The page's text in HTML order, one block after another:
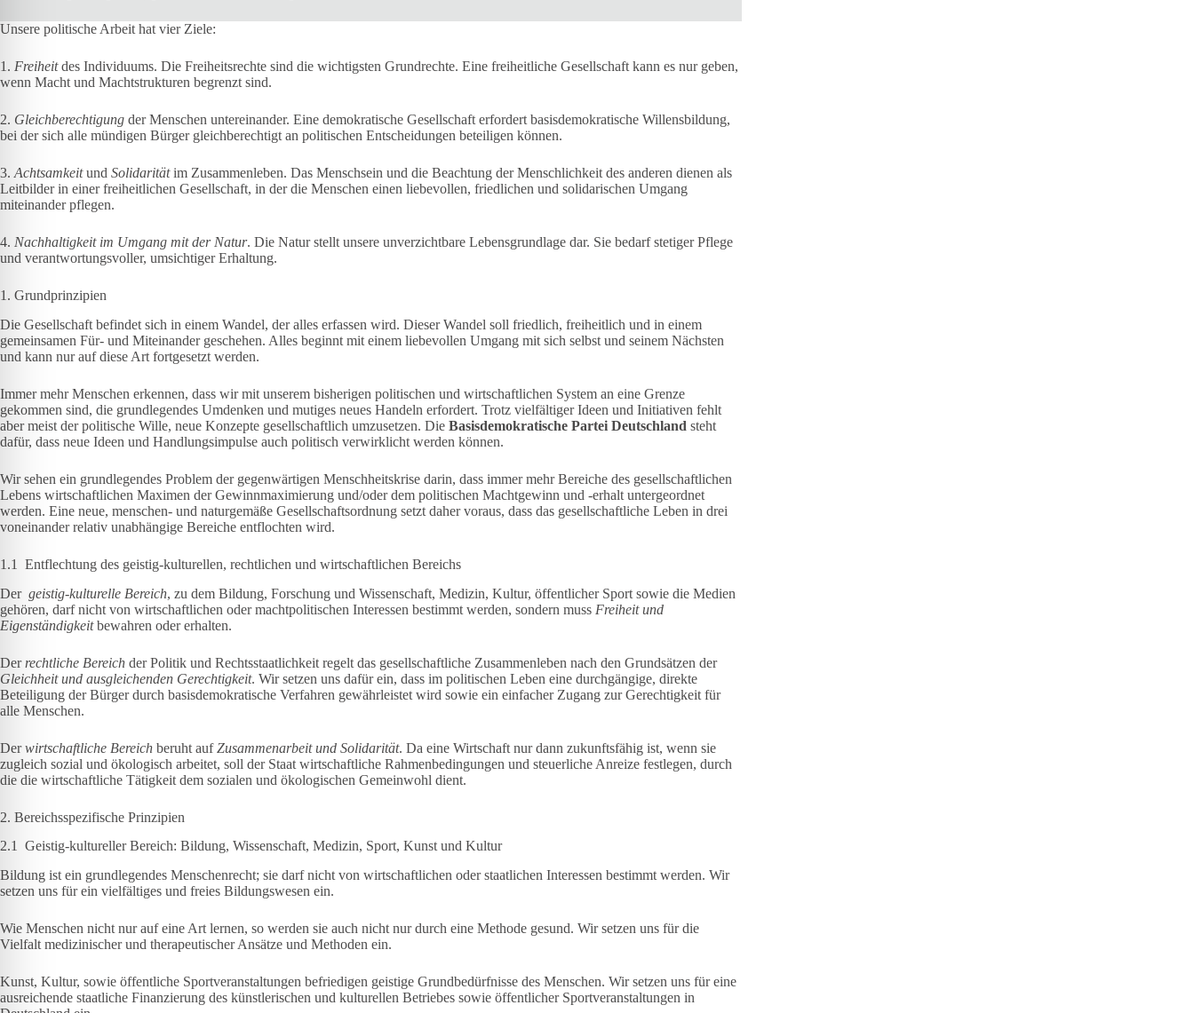
Unsere politische Arbeit hat vier Ziele:
1. Freiheitdes Individuums. Die Freiheitsrechte sind die wichtigsten Grundrechte. Eine freiheitliche Gesellschaft kann es nur geben,
wenn Macht und Machtstrukturen begrenzt sind.
2. Gleichberechtigung der Menschen untereinander. Eine demokratische Gesellschaft erfordert basisdemokratische Willensbildung,
bei der sich alle mündigen Bürger gleichberechtigt an politischen Entscheidungen beteiligen können.
3. Achtsamkeitund Solidaritätim Zusammenleben. Das Menschsein und die Beachtung der Menschlichkeit des anderen dienen als
Leitbilder in einer freiheitlichen Gesellschaft, in der die Menschen einen liebevollen, friedlichen und solidarischen Umgang
miteinander pflegen.
4. Nachhaltigkeit im Umgang mit der Natur. Die Natur stellt unsere unverzichtbare Lebensgrundlage dar. Sie bedarf stetiger Pflege
und verantwortungsvoller, umsichtiger Erhaltung.
1. Grundprinzipien
Die Gesellschaft befindet sich in einem Wandel, der alles erfassen wird. Dieser Wandel soll friedlich, freiheitlich und in einem
gemeinsamen Für- und Miteinander geschehen. Alles beginnt mit einem liebevollen Umgang mit sich selbst und seinem Nächsten
und kann nur auf diese Art fortgesetzt werden.
Immer mehr Menschen erkennen, dass wir mit unserem bisherigen politischen und wirtschaftlichen System an eine Grenze
gekommen sind, die grundlegendes Umdenken und mutiges neues Handeln erfordert. Trotz vielfältiger Ideen und Initiativen fehlt
aber meist der politische Wille, neue Konzepte gesellschaftlich umzusetzen. Die Basisdemokratische Partei Deutschland steht
dafür, dass neue Ideen und Handlungsimpulse auch politisch verwirklicht werden können.
Wir sehen ein grundlegendes Problem der gegenwärtigen Menschheitskrise darin, dass immer mehr Bereiche des gesellschaftlichen
Lebens wirtschaftlichen Maximen der Gewinnmaximierung und/oder dem politischen Machtgewinn und -erhalt untergeordnet
werden. Eine neue, menschen- und naturgemäße Gesellschaftsordnung setzt daher voraus, dass das gesellschaftliche Leben in drei
voneinander relativ unabhängige Bereiche entflochten wird.
1.1 Entflechtung des geistig-kulturellen, rechtlichen und wirtschaftlichen Bereichs
Der geistig-kulturelle Bereich, zu dem Bildung, Forschung und Wissenschaft, Medizin, Kultur, öffentlicher Sport sowie die Medien
gehören, darf nicht von wirtschaftlichen oder machtpolitischen Interessen bestimmt werden, sondern muss Freiheit und
Eigenständigkeitbewahren oder erhalten.
Der rechtliche Bereich der Politik und Rechtsstaatlichkeit regelt das gesellschaftliche Zusammenleben nach den Grundsätzen der
Gleichheit und ausgleichenden Gerechtigkeit. Wir setzen uns dafür ein, dass im politischen Leben eine durchgängige, direkte
Beteiligung der Bürger durch basisdemokratische Verfahren gewährleistet wird sowie ein einfacher Zugang zur Gerechtigkeit für
alle Menschen.
Derwirtschaftliche Bereich beruht aufZusammenarbeit und Solidarität. Da eine Wirtschaft nur dann zukunftsfähig ist, wenn sie
zugleich sozial und ökologisch arbeitet, soll der Staat wirtschaftliche Rahmenbedingungen und steuerliche Anreize festlegen, durch
die die wirtschaftliche Tätigkeit dem sozialen und ökologischen Gemeinwohl dient.
2. Bereichsspezifische Prinzipien
2.1 Geistig-kultureller Bereich: Bildung, Wissenschaft, Medizin, Sport, Kunst und Kultur
Bildung ist ein grundlegendes Menschenrecht; sie darf nicht von wirtschaftlichen oder staatlichen Interessen bestimmt werden. Wir
setzen uns für ein vielfältiges und freies Bildungswesen ein.
Wie Menschen nicht nur auf eine Art lernen, so werden sie auch nicht nur durch eine Methode gesund. Wir setzen uns für die
Vielfalt medizinischer und therapeutischer Ansätze und Methoden ein.
Kunst, Kultur, sowie öffentliche Sportveranstaltungen befriedigen geistige Grundbedürfnisse des Menschen. Wir setzen uns für eine
ausreichende staatliche Finanzierung des künstlerischen und kulturellen Betriebes sowie öffentlicher Sportveranstaltungen in